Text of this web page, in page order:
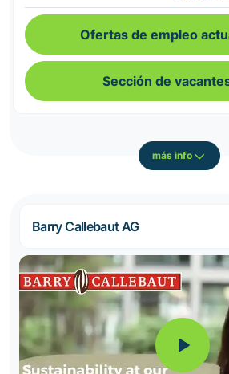
Ofertas de empleo
Sección de
más info
Barry Callebaut AG